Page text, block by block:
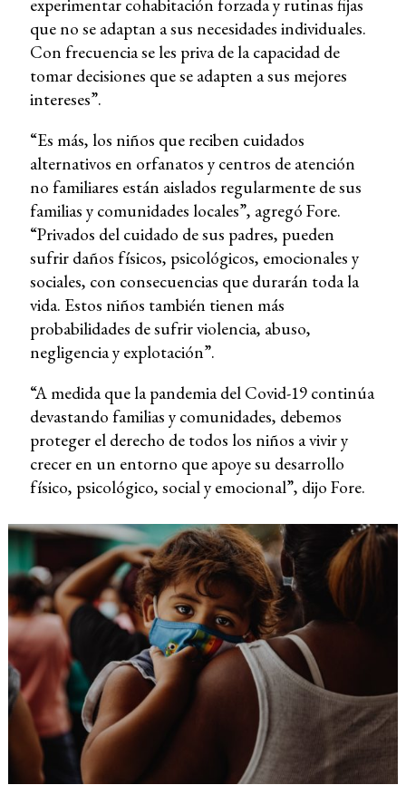
experimentar cohabitación forzada y rutinas fijas
que no se adaptan a sus necesidades individuales.
Con frecuencia se les priva de la capacidad de
tomar decisiones que se adapten a sus mejores
intereses”.
“Es más, los niños que reciben cuidados
alternativos en orfanatos y centros de atención
no familiares están aislados regularmente de sus
familias y comunidades locales”, agregó Fore.
“Privados del cuidado de sus padres, pueden
sufrir daños físicos, psicológicos, emocionales y
sociales, con consecuencias que durarán toda la
vida. Estos niños también tienen más
probabilidades de sufrir violencia, abuso,
negligencia y explotación”.
“A medida que la pandemia del Covid-19 continúa
devastando familias y comunidades, debemos
proteger el derecho de todos los niños a vivir y
crecer en un entorno que apoye su desarrollo
físico, psicológico, social y emocional”, dijo Fore.